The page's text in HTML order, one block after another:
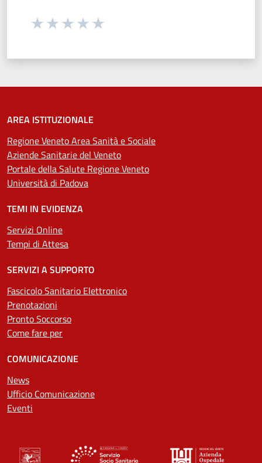
Seleziona una valutazione da 1 a 5 stelle
AREA ISTITUZIONALE
Regione Veneto Area Sanità e Sociale
Aziende Sanitarie del Veneto
Portale della Salute Regione Veneto
Università di Padova
TEMI IN EVIDENZA
Servizi Online
Tempi di Attesa
SERVIZI A SUPPORTO
Fascicolo Sanitario Elettronico
Prenotazioni
Pronto Soccorso
Come fare per
COMUNICAZIONE
News
Ufficio Comunicazione
Eventi